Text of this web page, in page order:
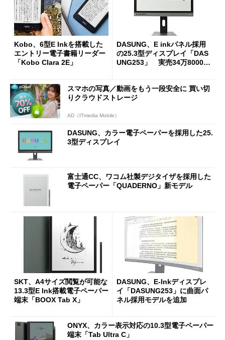
Kobo、6型E Inkを搭載した
エントリー電子書籍リーダー
「Kobo Clara 2E」
DASUNG、E inkパネル採用
の25.3型ディスプレイ「DAS
UNG253」 実売34万8000円
スマホの写真／動画をもう一段安全に 買い切
りクラウドストレージ
AD（ITmedia Mobile）
DASUNG、カラー電子ペーパーを採用した25.
3型ディスプレイ
富士通CC、ワコム社製デジタイザを採用した
電子ペーパー「QUADERNO」新モデル
SKT、A4サイズ閲覧が可能な
13.3型E Ink搭載電子ペーパー
端末「BOOX Tab X」
DASUNG、E-Inkディスプレ
イ「DASUNG253」に曲面パ
ネル採用モデルを追加
ONYX、カラー表示対応の10.3型電子ペーパー
端末「Tab Ultra C」